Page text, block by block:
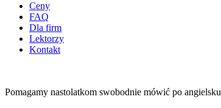
Ceny
FAQ
Dla firm
Lektorzy
Kontakt
Pomagamy nastolatkom swobodnie mówić po angielsku